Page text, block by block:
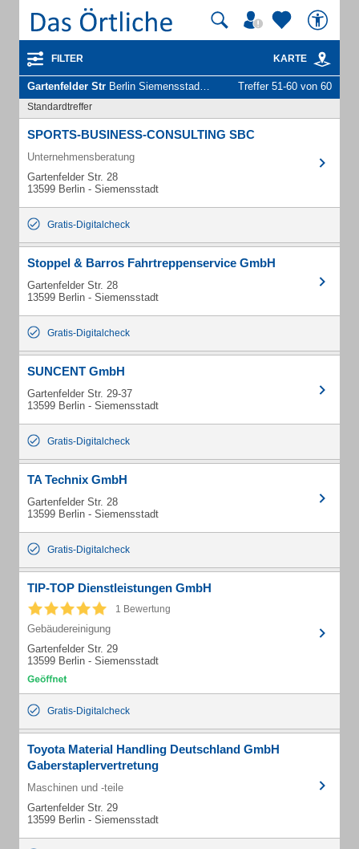
FILTER KARTE
Gartenfelder Str Berlin Siemensstadt - Unternehmen und Personen Treffer 51-60 von 60
Standardtreffer
SPORTS-BUSINESS-CONSULTING SBC
Unternehmensberatung
Gartenfelder Str. 28
13599 Berlin - Siemensstadt
Gratis-Digitalcheck
Stoppel & Barros Fahrtreppenservice GmbH
Gartenfelder Str. 28
13599 Berlin - Siemensstadt
Gratis-Digitalcheck
SUNCENT GmbH
Gartenfelder Str. 29-37
13599 Berlin - Siemensstadt
Gratis-Digitalcheck
TA Technix GmbH
Gartenfelder Str. 28
13599 Berlin - Siemensstadt
Gratis-Digitalcheck
TIP-TOP Dienstleistungen GmbH
1 Bewertung
Gebäudereinigung
Gartenfelder Str. 29
13599 Berlin - Siemensstadt
Gratis-Digitalcheck
Toyota Material Handling Deutschland GmbH
Gaberstaplervertretung
Maschinen und -teile
Gartenfelder Str. 29
13599 Berlin - Siemensstadt